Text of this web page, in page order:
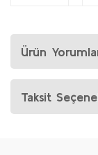
Ürün
Taksit